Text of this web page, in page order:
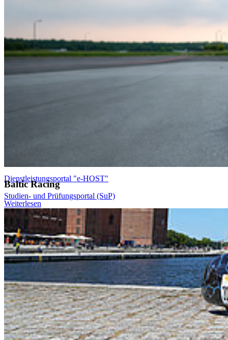
Baltic Racing
Weiterlesen
Zentrale Fax-Nummer: +49 3831 456 680
Allgemeine Studienberatung
Fakultät für Elektrotechnik und Informatik
Dienstleistungsportal "e-HOST"
Studien- und Prüfungsportal (SuP)
B-ite
Webmailer
Moodle
Zeiterfassung